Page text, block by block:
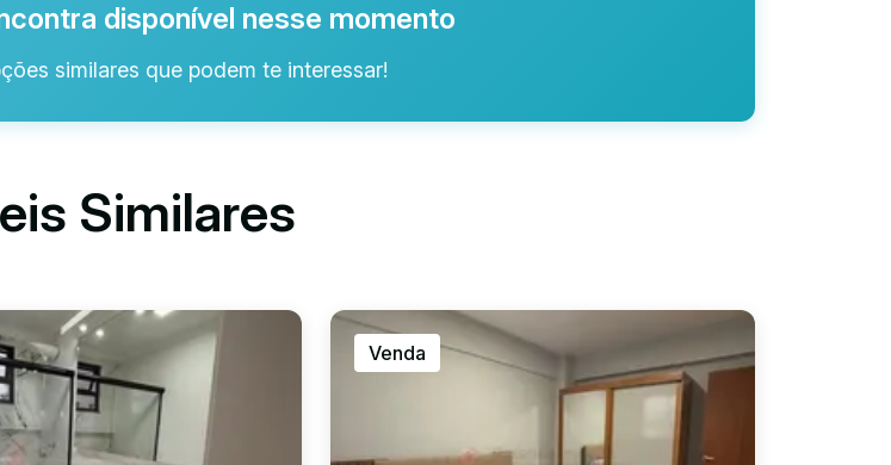
disponível nesse momento
similares que podem te interessar!
Similares
Venda